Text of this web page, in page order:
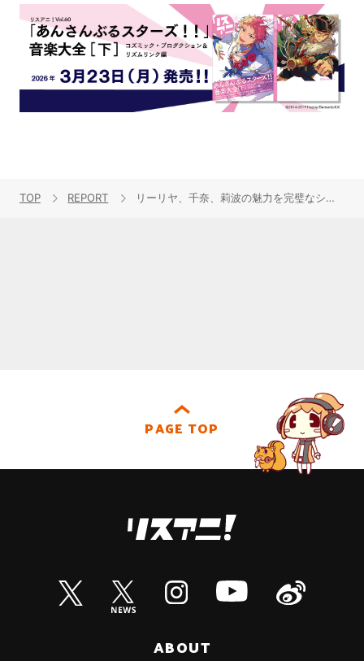
TOP REPORT リーリヤ、千奈、莉波の魅力を完璧なシンクロ率で表現！“学園アイドルマスター DEBUT LIVE 初 TOUR -初心公演-”広島公演 夜の部レポート
PAGE TOP
ABOUT